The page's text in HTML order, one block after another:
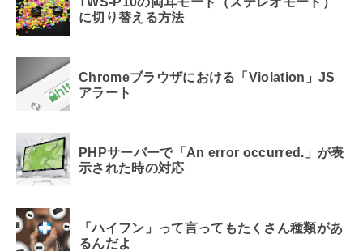
に切り替える方法
Chromeブラウザにおける「Violation」JS
アラート
PHPサーバーで「An error occurred.」が表
示された時の対応
「ハイフン」って言ってもたくさん種類があ
るんだよ